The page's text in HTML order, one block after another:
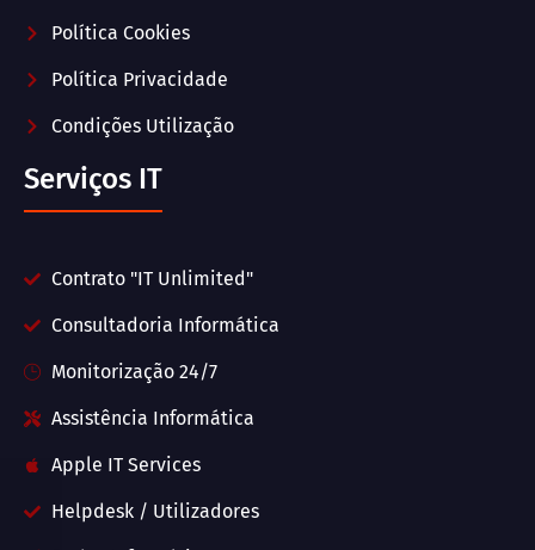
Política Cookies
Política Privacidade
Condições Utilização
Serviços IT
Contrato "IT Unlimited"
Consultadoria Informática
Monitorização 24/7
Assistência Informática
Apple IT Services
Helpdesk / Utilizadores